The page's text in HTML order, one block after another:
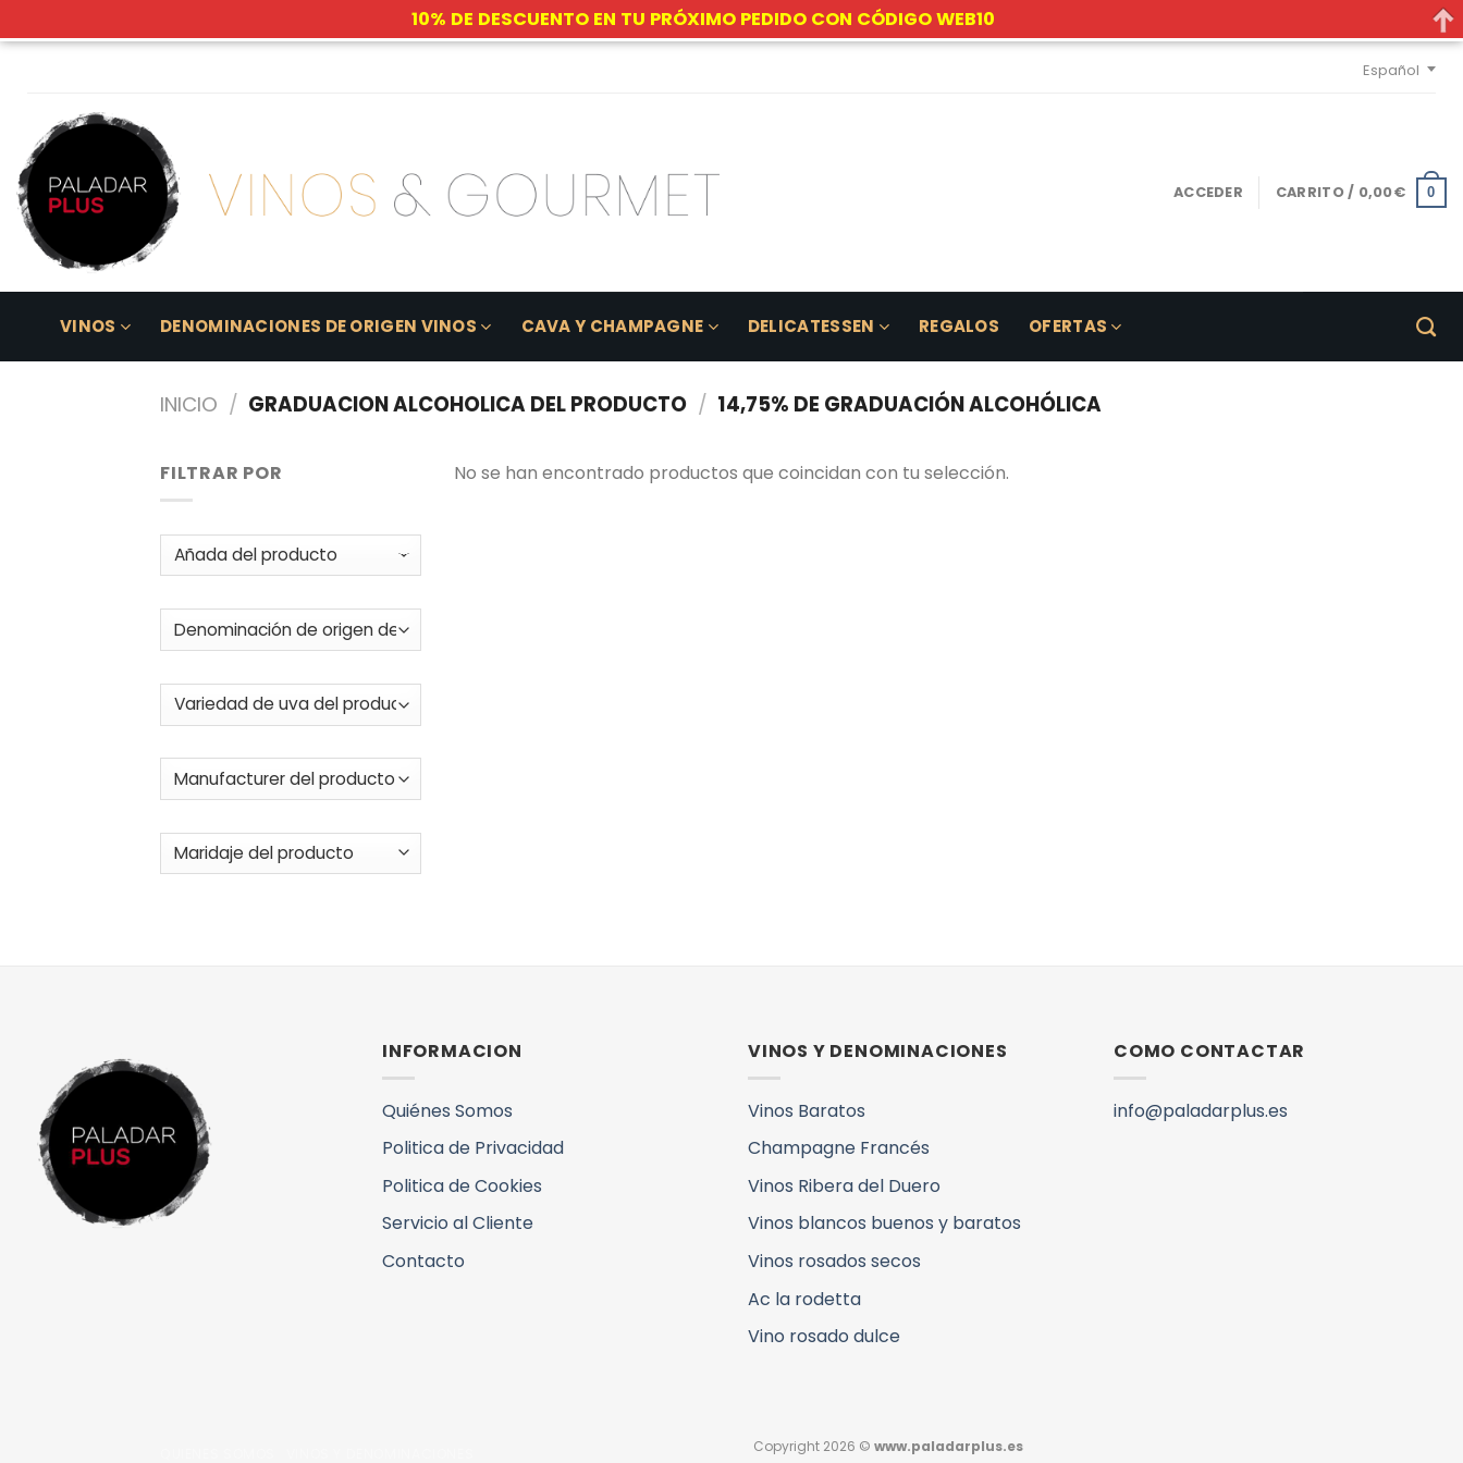
Skip
Español
ACCEDER CARRITO / 0,00€ 0
VINOS DENOMINACIONES DE ORIGEN VINOS CAVA Y CHAMPAGNE DELICATESSEN REGALOS OFERTAS
INICIO / GRADUACION ALCOHOLICA DEL PRODUCTO / 14,75% DE GRADUACIÓN ALCOHÓLICA
FILTRAR POR No se han encontrado productos que coincidan con tu selección.
INFORMACION
Quiénes Somos
Politica de Privacidad
Politica de Cookies
Servicio al Cliente
Contacto
VINOS Y DENOMINACIONES
Vinos Baratos
Champagne Francés
Vinos Ribera del Duero
Vinos blancos buenos y baratos
Vinos rosados secos
Ac la rodetta
Vino rosado dulce
COMO CONTACTAR
info@paladarplus.es
Copyright 2026 ©www.paladarplus.es
10% DE DESCUENTO EN TU PRÓXIMO PEDIDO CON CÓDIGO WEB10